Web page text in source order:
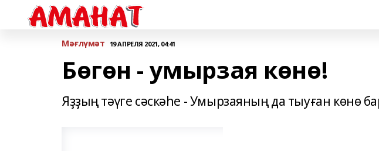
Мәғлүмәт 19 АПРЕЛЯ 2021, 04:41
Бөгөн - умырзая көнө!
Яҙҙың тәүге сәскәһе - Умырзаяның да тыуған көнө